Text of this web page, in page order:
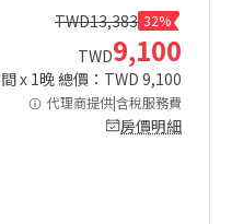
TWD13,383 32%
TWD9,100
間 x 1晚 總價：TWD 9,100
代理商提供|含稅服務費
房價明細